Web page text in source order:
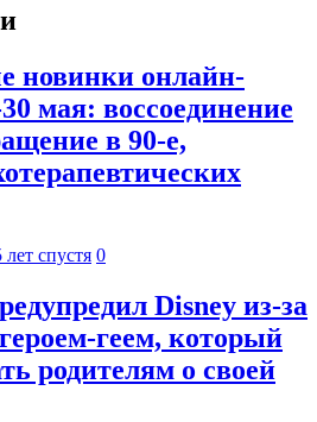
новинки онлайн-
мая: воссоединение
в 90-е,
лет спустя 0
Disney из-за
геем, который
родителям о своей